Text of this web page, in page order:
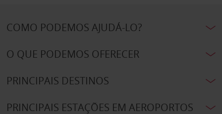
COMO PODEMOS AJUDÁ-LO?
O QUE PODEMOS OFERECER
PRINCIPAIS DESTINOS
PRINCIPAIS ESTAÇÕES EM AEROPORTOS